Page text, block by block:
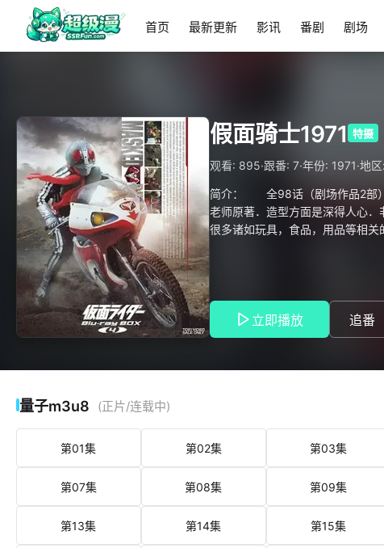
首页 最新更新 影讯 番剧 剧场
假面骑士1971 特摄
观看: 895·跟番: 7·年份: 1971·地
简介： 全98话（剧场作品2部
老师原著．造型方面是深得人心
很多诸如玩具，食品，用品等相
面骑士１号，城北大学学生，IQ
术时，其恩师绿川博士将其解
演 能变身成为假面骑士２号，
立即播放 追番
量子m3u8 (正片/连载中)
第01集 第02集 第03集
第07集 第08集 第09集
第13集 第14集 第15集